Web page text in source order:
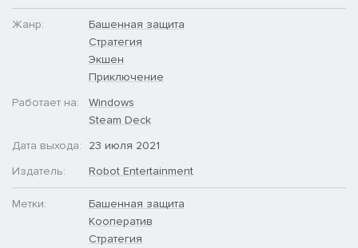
Жанр:
Башенная защита
Стратегия
Экшен
Приключение
Работает на:
Windows
Steam Deck
Дата выхода:
23 июля 2021
Издатель:
Robot Entertainment
Метки:
Башенная защита
Кооператив
Стратегия